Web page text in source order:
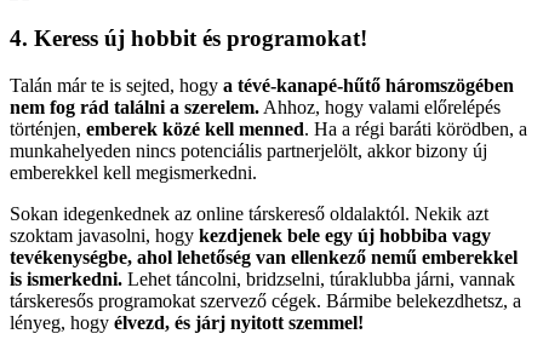
4. Keress új hobbit és programokat!
Talán már te is sejted, hogy a tévé-kanapé-hűtő háromszögében
nem fog rád találni a szerelem. Ahhoz, hogy valami előrelépés
történjen, emberek közé kell menned. Ha a régi baráti körödben, a
munkahelyeden nincs potenciális partnerjelölt, akkor bizony új
emberekkel kell megismerkedni.
Sokan idegenkednek az online társkereső oldalaktól. Nekik azt
szoktam javasolni, hogy kezdjenek bele egy új hobbiba vagy
tevékenységbe, ahol lehetőség van ellenkező nemű emberekkel
is ismerkedni. Lehet táncolni, bridzselni, túraklubba járni, vannak
társkeresős programokat szervező cégek. Bármibe belekezdhetsz, a
lényeg, hogy élvezd, és járj nyitott szemmel!